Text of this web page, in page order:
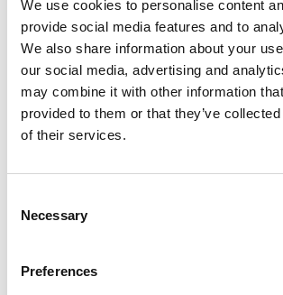
We use cookies to personalise content
provide social media features and to
We also share information about your
our social media, advertising and
may combine it with other information
provided to them or that they’ve
of their services.
Selection
Necessary
Preferences
In
De-Tail
De-Tail Agility
In